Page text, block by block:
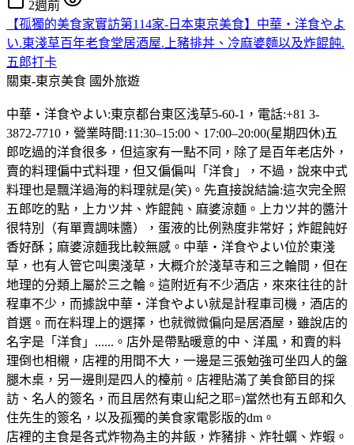
2週前
【孤獨的美食家實訪第114家-日本東京美食】中華・洋食やよ
い.東淺草百年老食堂居酒屋.上豬排丼、冷麻婆麵以及炸餛飩.
五郎打卡
關東-東京美食 國外旅遊
中華・洋食やよい:東京都台東区浅草5-60-1，電話:+81 3-
3872-7710，營業時間:11:30–15:00、17:00–20:00(星期四休)五
郎吃過的洋食很多，但這家有一點不同，除了是百年老店外，
賣的料理偏中式料理，但又偏偏叫「洋食」，不過，說來中式
料理也是飄洋過海的料理就是(笑)。先直接說結論:這次完全照
五郎吃的點，上カツ丼、炸餛飩、麻婆涼麵。上カツ丼的醬汁
很特別（有單賣調味醬），蛋液的比例熟度非常好；炸餛飩好
香好酥；麻婆涼麵我比較無感。中華・洋食やよい位於東淺
草，也有人管它叫奧淺草，大概介於淺草寺和三之輪間，但在
地理的分類上屬於三之輪。這附近有不少酒店，來來往往的計
程車不少，而據說中華・洋食やよい就是計程車司機，酒店的
首選。而在料理上的選擇，也就微微偏向是居酒屋，雖說店的
名字是「洋食」......。店外是帶點暖意的中、洋風，和賣的料
理倒也相櫬，店裡的用間不大，一邊是三張勉強可坐四人的盤
腿木桌，另一邊則是四人的檯前。店裡貼滿了美食節目的採
訪、名人的簽名，而且居然有東山紀之耶=)當然也有五郎和久
住先生的簽名，以及孤獨的美食家電影版的dm。
店裡的主食是各式炸物為主的丼飯，炸豬排、炸牡蠣、炸蝦。